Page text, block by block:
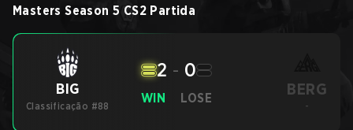
Masters Season 5 CS2 Partida
BIG
Classificação #88
WIN
2 - 0
LOSE BERG
-